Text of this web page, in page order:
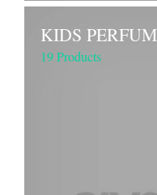
KIDS
19 Products